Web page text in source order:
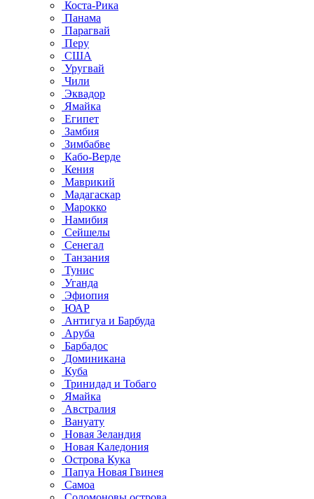
Коста-Рика
Панама
Парагвай
Перу
США
Уругвай
Чили
Эквадор
Ямайка
Египет
Замбия
Зимбабве
Кабо-Верде
Кения
Маврикий
Мадагаскар
Марокко
Намибия
Сейшелы
Сенегал
Танзания
Тунис
Уганда
Эфиопия
ЮАР
Антигуа и Барбуда
Аруба
Барбадос
Доминикана
Куба
Тринидад и Тобаго
Ямайка
Австралия
Вануату
Новая Зеландия
Новая Каледония
Острова Кука
Папуа Новая Гвинея
Самоа